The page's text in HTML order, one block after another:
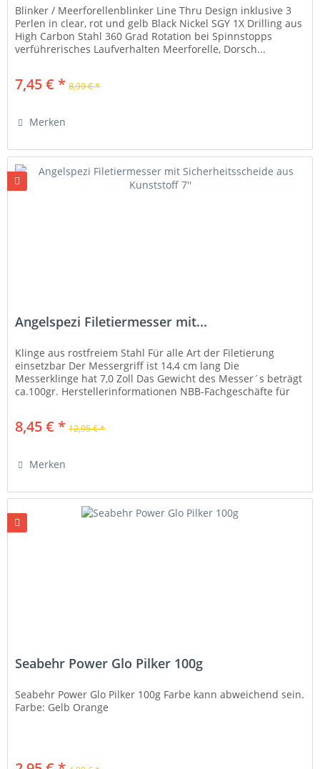
Blinker / Meerforellenblinker Line Thru Design inklusive 3
Perlen in clear, rot und gelb Black Nickel SGY 1X Drilling aus
High Carbon Stahl 360 Grad Rotation bei Spinnstopps
verführerisches Laufverhalten Meerforelle, Dorsch...
7,45 € * 8,99 € *
Merken
Angelspezi Filetiermesser mit...
Klinge aus rostfreiem Stahl Für alle Art der Filetierung
einsetzbar Der Messergriff ist 14,4 cm lang Die
Messerklinge hat 7,0 Zoll Das Gewicht des Messer´s beträgt
ca.100gr. Herstellerinformationen NBB-Fachgeschäfte für
8,45 € * 12,95 € *
Merken
Seabehr Power Glo Pilker 100g
Seabehr Power Glo Pilker 100g Farbe kann abweichend sein.
Farbe: Gelb Orange